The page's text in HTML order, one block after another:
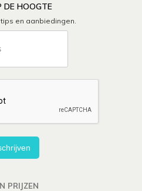
DE HOOGTE
en aanbiedingen.
PRIJZEN